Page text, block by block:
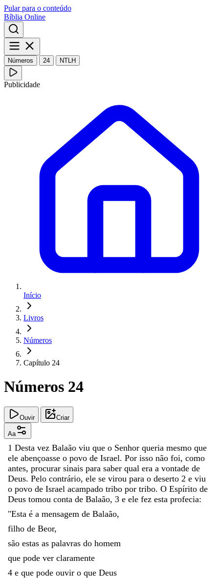
Pular para o conteúdo
Bíblia Online
Números 24 NTLH
Publicidade
Início
Livros
Números
Capítulo 24
Números 24
Ouvir Criar
Aa
1 Desta vez Balaão viu que o Senhor queria mesmo que
ele abençoasse o povo de Israel. Por isso não foi, como
antes, procurar sinais para saber qual era a vontade de
Deus. Pelo contrário, ele se virou para o deserto 2 e viu
o povo de Israel acampado tribo por tribo. O Espírito de
Deus tomou conta de Balaão, 3 e ele fez esta profecia:
"Esta é a mensagem de Balaão,
filho de Beor,
são estas as palavras do homem
que pode ver claramente
4 e que pode ouvir o que Deus